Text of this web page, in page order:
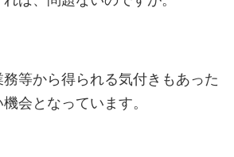
等から得られる気付きもあった
会となっています。